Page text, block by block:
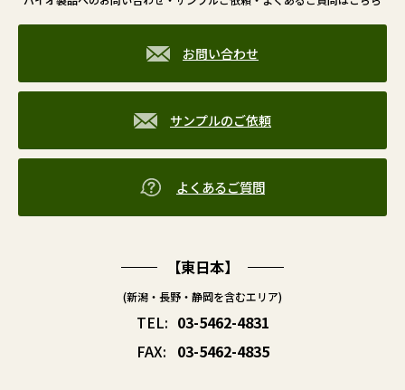
お問い合わせ
サンプルのご依頼
よくあるご質問
【東日本】
(新潟・長野・静岡を含むエリア)
TEL: 03-5462-4831
FAX: 03-5462-4835